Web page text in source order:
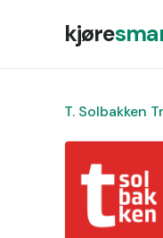
kjøre
T. Solbakken